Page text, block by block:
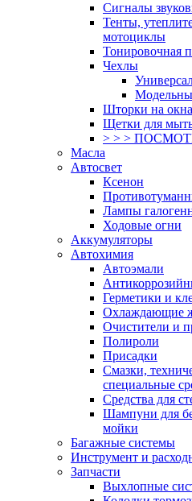
Сигналы
Тенты,
мотоциклы
Тонировочная
Чехлы
Шторки на окна
Щетки для
> > >
Масла
Автосвет
Ксенон
Лампы
Ходовые огни
Аккумуляторы
Автохимия
Автоэмали
Герметики и
Охлаждающие
Очистители и
Полироли
Присадки
Смазки,
специальные
Средства для
Шампуни для
мойки
Багажные системы
Инструмент и
Запчасти
Выхлопные